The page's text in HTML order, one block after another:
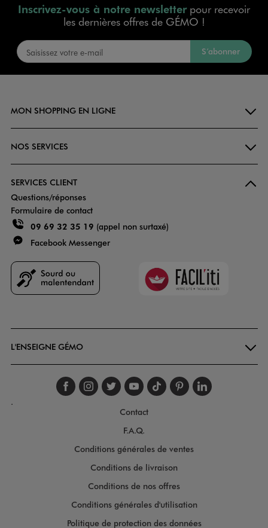
Inscrivez-vous à notre newsletterpour recevoir
les dernières offres de GÉMO !
S’abonner
MON SHOPPING EN LIGNE
NOS SERVICES
SERVICES CLIENT
Questions/réponses
Formulaire de contact
09 69 32 35 19 (appel non surtaxé)
Facebook Messenger
Faciliti
L'ENSEIGNE GÉMO
Suivez-nous sur
Suivez-nous sur
Suivez-nous sur
Suivez-nous
Suivez-nous
Suivez-
.
Contact
F.A.Q.
Conditions générales de ventes
Conditions de livraison
Conditions de nos offres
Conditions générales d'utilisation
Politique de protection des données